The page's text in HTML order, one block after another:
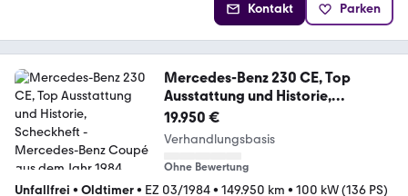
Kontakt Parken
Mercedes-Benz 230 CE, Top
Ausstattung und Historie,
Scheckheft
19.950 €
Verhandlungsbasis
Ohne Bewertung
Unfallfrei • Oldtimer• EZ 03/1984• 149.950 km • 100 kW (136 PS)